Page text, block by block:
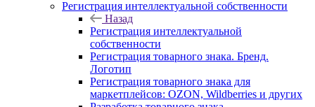
Регистрация интеллектуальной собственности
Назад
Регистрация интеллектуальной
собственности
Регистрация товарного знака. Бренд.
Логотип
Регистрация товарного знака для
маркетплейсов: OZON, Wildberries и других